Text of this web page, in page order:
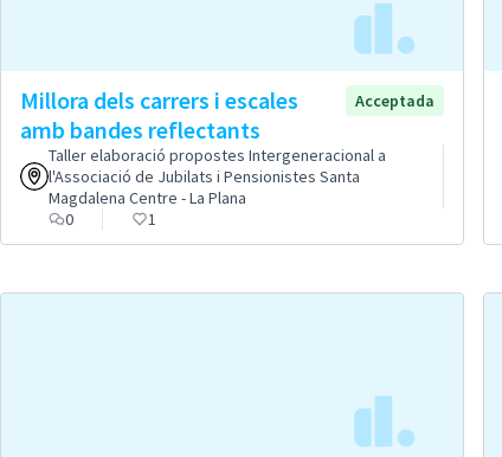
Millora dels carrers i escales
amb bandes reflectants
Acceptada
Taller elaboració propostes Intergeneracional a
l'Associació de Jubilats i Pensionistes Santa
Magdalena Centre - La Plana
0
1